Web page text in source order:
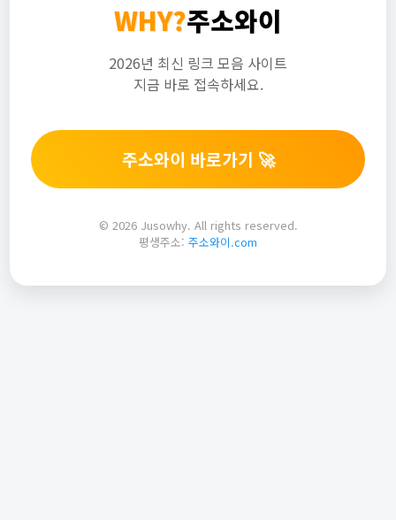
WHY?주소와이
2026년 최신 링크 모음 사이트
지금 바로 접속하세요.
주소와이 바로가기 🚀
© 2026 Jusowhy. All rights reserved.
평생주소: 주소와이.com